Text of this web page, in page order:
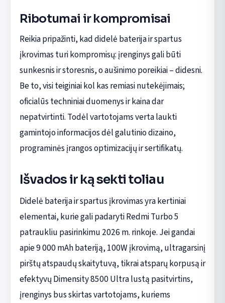
Ribotumai ir kompromisai
Reikia pripažinti, kad didelė baterija ir spartus
įkrovimas turi kompromisų: įrenginys gali būti
sunkesnis ir storesnis, o aušinimo poreikiai – didesni.
Be to, visi teiginiai kol kas remiasi nutekėjimais;
oficialūs techniniai duomenys ir kaina dar
nepatvirtinti. Todėl vartotojams verta laukti
gamintojo informacijos dėl galutinio dizaino,
programinės įrangos optimizacijų ir sertifikatų.
Išvados ir ką sekti toliau
Didelė baterija ir spartus įkrovimas yra kertiniai
elementai, kurie gali padaryti Redmi Turbo 5
patraukliu pasirinkimu 2026 m. rinkoje. Jei gandai
apie 9 000 mAh bateriją, 100W įkrovimą, ultragarsinį
pirštų atspaudų skaitytuvą, tikrai atsparų korpusą ir
efektyvų Dimensity 8500 Ultra lustą pasitvirtins,
įrenginys bus skirtas vartotojams, kuriems